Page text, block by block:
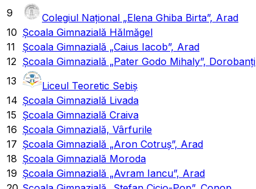
9
Colegiul Național „Elena Ghiba Birta”, Arad
10 Școala Gimnazială Hălmăgel
11
Școala Gimnazială „Caius Iacob”, Arad
12 Școala Gimnazială „Pater Godo Mihaly”, Dorobanți
13
Liceul Teoretic Sebiș
14 Școala Gimnazială Livada
15 Școala Gimnazială Craiva
16 Școala Gimnazială, Vârfurile
17 Școala Gimnazială „Aron Cotruș”, Arad
18 Școala Gimnazială Moroda
19 Școala Gimnazială „Avram Iancu”, Arad